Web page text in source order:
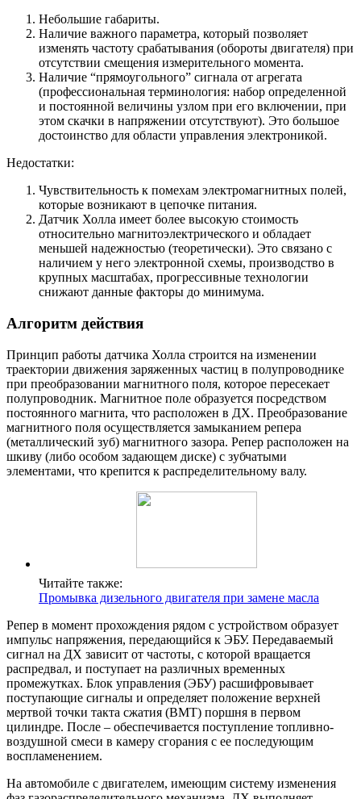
Небольшие габариты.
Наличие важного параметра, который позволяет
изменять частоту срабатывания (обороты двигателя) при
отсутствии смещения измерительного момента.
Наличие “прямоугольного” сигнала от агрегата
(профессиональная терминология: набор определенной
и постоянной величины узлом при его включении, при
этом скачки в напряжении отсутствуют). Это большое
достоинство для области управления электроникой.
Недостатки:
Чувствительность к помехам электромагнитных полей,
которые возникают в цепочке питания.
Датчик Холла имеет более высокую стоимость
относительно магнитоэлектрического и обладает
меньшей надежностью (теоретически). Это связано с
наличием у него электронной схемы, производство в
крупных масштабах, прогрессивные технологии
снижают данные факторы до минимума.
Алгоритм действия
Принцип работы датчика Холла строится на изменении
траектории движения заряженных частиц в полупроводнике
при преобразовании магнитного поля, которое пересекает
полупроводник. Магнитное поле образуется посредством
постоянного магнита, что расположен в ДХ. Преобразование
магнитного поля осуществляется замыканием репера
(металлический зуб) магнитного зазора. Репер расположен на
шкиву (либо особом задающем диске) с зубчатыми
элементами, что крепится к распределительному валу.
Читайте также:
Промывка дизельного двигателя при замене масла
Репер в момент прохождения рядом с устройством образует
импульс напряжения, передающийся к ЭБУ. Передаваемый
сигнал на ДХ зависит от частоты, с которой вращается
распредвал, и поступает на различных временных
промежутках. Блок управления (ЭБУ) расшифровывает
поступающие сигналы и определяет положение верхней
мертвой точки такта сжатия (ВМТ) поршня в первом
цилиндре. После – обеспечивается поступление топливно-
воздушной смеси в камеру сгорания с ее последующим
воспламенением.
На автомобиле с двигателем, имеющим систему изменения